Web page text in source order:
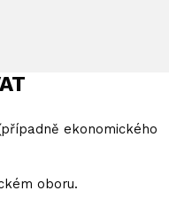
ekonomického
oboru.